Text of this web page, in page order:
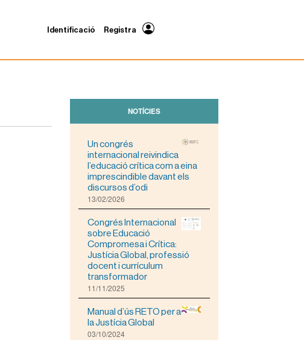
Identificació Registra
NOTÍCIES
Un congrés
internacional reivindica
l’educació crítica com a eina
imprescindible davant els
discursos d’odi
13/02/2026
Congrés Internacional
sobre Educació
Compromesa i Crítica:
Justícia Global, professió
docent i currículum
transformador
11/11/2025
Manual d’ús RETO per a
la Justícia Global
03/10/2024